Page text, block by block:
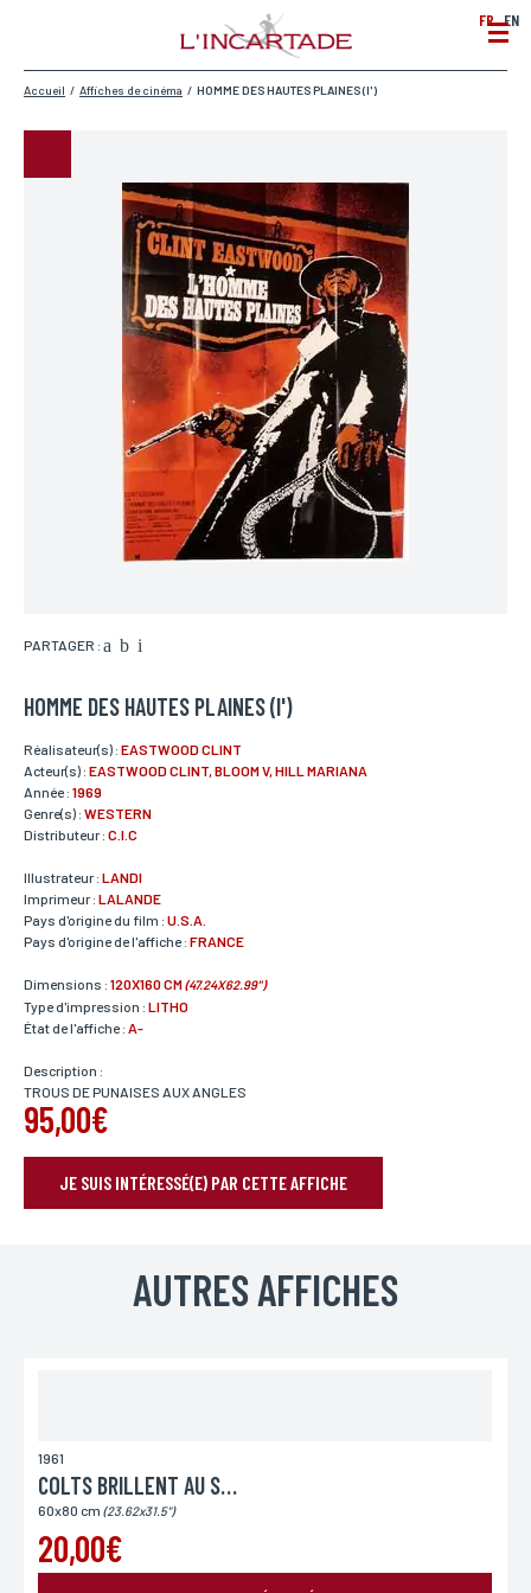
FR EN
Accueil / Affiches de cinéma / HOMME DES HAUTES PLAINES (l')
PARTAGER :
HOMME DES HAUTES PLAINES (l')
Réalisateur(s) : EASTWOOD CLINT
Acteur(s) : EASTWOOD CLINT, BLOOM V, HILL MARIANA
Année : 1969
Genre(s) : WESTERN
Distributeur : C.I.C
Illustrateur : LANDI
Imprimeur : LALANDE
Pays d'origine du film : U.S.A.
Pays d'origine de l'affiche : FRANCE
Dimensions : 120X160 CM(47.24X62.99")
Type d'impression : LITHO
État de l'affiche : A-
Description :
TROUS DE PUNAISES AUX ANGLES
95,00€
JE SUIS INTÉRESSÉ(E) PAR CETTE AFFICHE
RÉSERVER VOTRE AFFICHE
Si vous souhaitez recevoir une réponse personnalisée,
vous pouvez nous laisser vos nom et prénom.
Email*
Votre adresse mail sert uniquement à vous répondre.
AUTRES AFFICHES
1961
COLTS BRILLENT AU SOLEIL
60x80 cm (23.62x31.5")
20,00€